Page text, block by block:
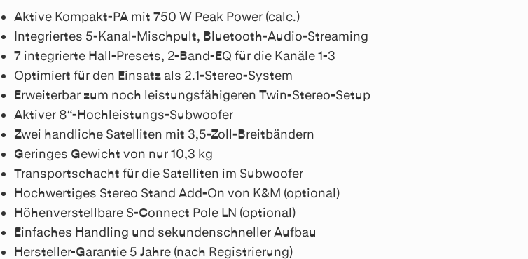
Aktive Kompakt-PA mit 750 W Peak Power (calc.)
Integriertes 5-Kanal-Mischpult, Bluetooth-Audio-Streaming
7 integrierte Hall-Presets, 2-Band-EQ für die Kanäle 1-3
Optimiert für den Einsatz als 2.1-Stereo-System
Erweiterbar zum noch leistungsfähigeren Twin-Stereo-Setup
Aktiver 8“-Hochleistungs-Subwoofer
Zwei handliche Satelliten mit 3,5-Zoll-Breitbändern
Geringes Gewicht von nur 10,3 kg
Transportschacht für die Satelliten im Subwoofer
Hochwertiges Stereo Stand Add-On von K&M (optional)
Höhenverstellbare S-Connect Pole LN (optional)
Einfaches Handling und sekundenschneller Aufbau
Hersteller-Garantie 5 Jahre (nach Registrierung)